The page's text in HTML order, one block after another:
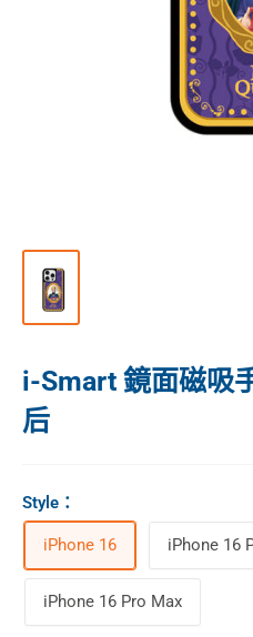
i-Smart 鏡面磁吸
后
Style ：
iPhone 16 iPhone 16
iPhone 16 Pro Max